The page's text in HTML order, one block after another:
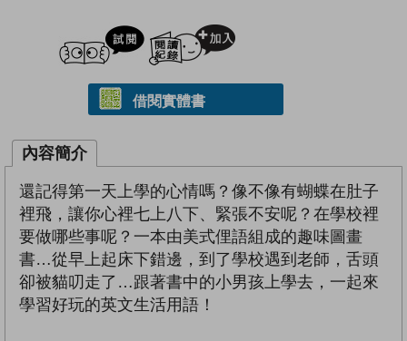
試閲
借閱實體書
內容簡介
還記得第一天上學的心情嗎？像不像有蝴蝶在肚子
裡飛，讓你心裡七上八下、緊張不安呢？在學校裡
要做哪些事呢？一本由美式俚語組成的趣味圖畫
書…從早上起床下錯邊，到了學校遇到老師，舌頭
卻被貓叨走了…跟著書中的小男孩上學去，一起來
學習好玩的英文生活用語！